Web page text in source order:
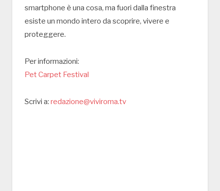
smartphone è una cosa, ma fuori dalla finestra
esiste un mondo intero da scoprire, vivere e
proteggere.
Per informazioni:
Pet Carpet Festival
Scrivi a: redazione@viviroma.tv